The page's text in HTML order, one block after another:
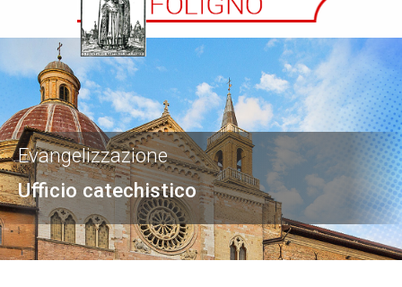
Ufficio catechistico
Evangelizzazione